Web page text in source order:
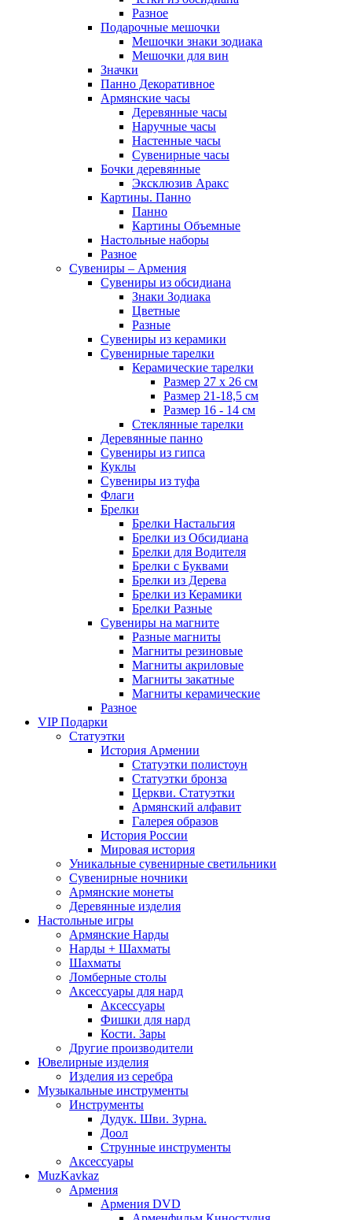
Разное
Подарочные мешочки
Мешочки знаки зодиака
Мешочки для вин
Значки
Панно Декоративное
Армянские часы
Деревянные часы
Наручные часы
Настенные часы
Сувенирные часы
Бочки деревянные
Эксклюзив Аракс
Картины. Панно
Панно
Картины Объемные
Настольные наборы
Разное
Сувениры – Армения
Сувениры из обсидиана
Знаки Зодиака
Цветные
Разные
Сувениры из керамики
Сувенирные тарелки
Керамические тарелки
Размер 27 х 26 см
Размер 21-18,5 см
Размер 16 - 14 см
Стеклянные тарелки
Деревянные панно
Сувениры из гипса
Куклы
Сувениры из туфа
Флаги
Брелки
Брелки Настальгия
Брелки из Обсидиана
Брелки для Водителя
Брелки с Буквами
Брелки из Дерева
Брелки из Керамики
Брелки Разные
Сувениры на магните
Разные магниты
Магниты резиновые
Магниты акриловые
Магниты закатные
Магниты керамические
Разное
VIP Подарки
Статуэтки
История Армении
Статуэтки полистоун
Статуэтки бронза
Церкви. Статуэтки
Армянский алфавит
Галерея образов
История России
Мировая история
Уникальные сувенирные светильники
Сувенирные ночники
Армянские монеты
Деревянные изделия
Настольные игры
Армянские Нарды
Нарды + Шахматы
Шахматы
Ломберные столы
Аксессуары для нард
Аксессуары
Фишки для нард
Кости. Зары
Другие производители
Ювелирные изделия
Изделия из серебра
Музыкальные инструменты
Инструменты
Дудук. Шви. Зурна.
Доол
Струнные инструменты
Аксессуары
MuzKavkaz
Армения
Армения DVD